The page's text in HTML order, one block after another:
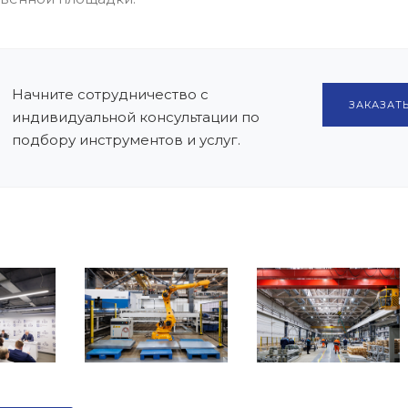
Начните сотрудничество с
индивидуальной консультации по
подбору инструментов и услуг.